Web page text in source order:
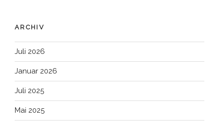
ARCHIV
Juli 2026
Januar 2026
Juli 2025
Mai 2025